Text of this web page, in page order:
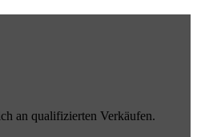
an qualifizierten Verkäufen.